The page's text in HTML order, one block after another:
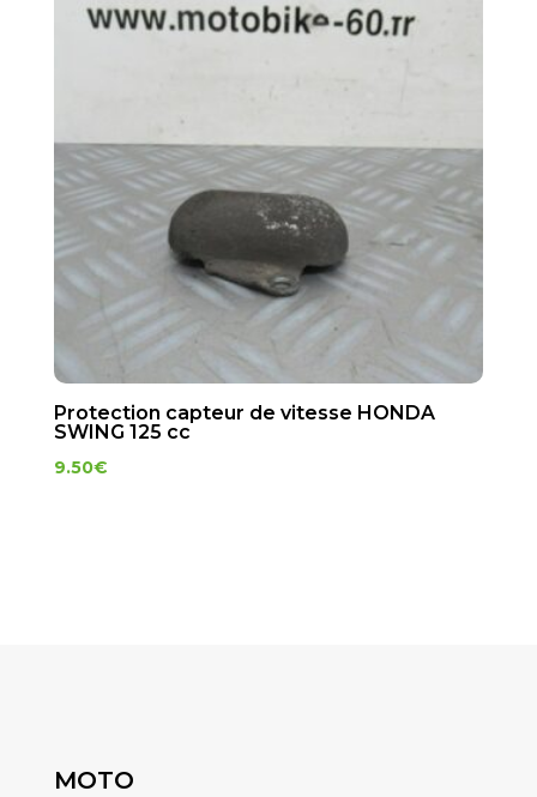
Protection capteur de vitesse HONDA
SWING 125 cc
9.50€
MOTO